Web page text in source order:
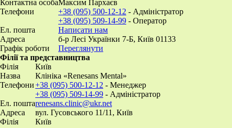
Контактна особаМаксим Пархаєв
Телефони
+38 (095) 500-12-12 - Адміністратор
+38 (095) 509-14-99 - Оператор
Ел. пошта
Написати нам
Адреса
б-р Лесі Українки 7-Б, Київ 01133
Графік роботи
Переглянути
Філії та представництва
Філія
Київ
Назва
Клініка «Renesans Mental»
Телефони+38 (095) 500-12-12 - Менеджер
+38 (095) 509-14-99 - Адміністратор
Ел. поштаrenesans.clinic@ukr.net
Адреса
вул. Гусовського 11/11, Київ
Філія
Київ